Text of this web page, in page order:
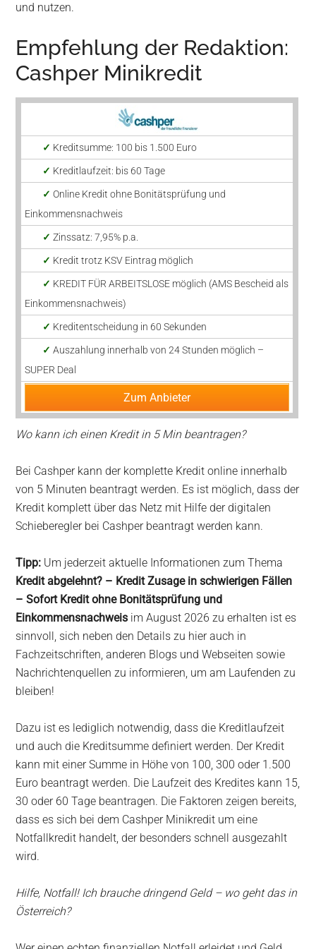
und nutzen.
Empfehlung der Redaktion:
Cashper Minikredit
✓ Kreditsumme: 100 bis 1.500 Euro
✓ Kreditlaufzeit: bis 60 Tage
✓ Online Kredit ohne Bonitätsprüfung und
Einkommensnachweis
✓ Zinssatz: 7,95% p.a.
✓ Kredit trotz KSV Eintrag möglich
✓ KREDIT FÜR ARBEITSLOSE möglich (AMS Bescheid als
Einkommensnachweis)
✓ Kreditentscheidung in 60 Sekunden
✓ Auszahlung innerhalb von 24 Stunden möglich –
SUPER Deal
Zum Anbieter
Wo kann ich einen Kredit in 5 Min beantragen?
Bei Cashper kann der komplette Kredit online innerhalb
von 5 Minuten beantragt werden. Es ist möglich, dass der
Kredit komplett über das Netz mit Hilfe der digitalen
Schieberegler bei Cashper beantragt werden kann.
Tipp: Um jederzeit aktuelle Informationen zum Thema
Kredit abgelehnt? – Kredit Zusage in schwierigen Fällen
– Sofort Kredit ohne Bonitätsprüfung und
Einkommensnachweis im August 2026 zu erhalten ist es
sinnvoll, sich neben den Details zu hier auch in
Fachzeitschriften, anderen Blogs und Webseiten sowie
Nachrichtenquellen zu informieren, um am Laufenden zu
bleiben!
Dazu ist es lediglich notwendig, dass die Kreditlaufzeit
und auch die Kreditsumme definiert werden. Der Kredit
kann mit einer Summe in Höhe von 100, 300 oder 1.500
Euro beantragt werden. Die Laufzeit des Kredites kann 15,
30 oder 60 Tage beantragen. Die Faktoren zeigen bereits,
dass es sich bei dem Cashper Minikredit um eine
Notfallkredit handelt, der besonders schnell ausgezahlt
wird.
Hilfe, Notfall! Ich brauche dringend Geld – wo geht das in
Österreich?